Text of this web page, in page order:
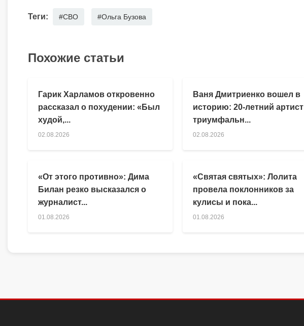
Теги: #СВО #Ольга Бузова
Похожие статьи
Гарик Харламов откровенно
рассказал о похудении: «Был
худой,...
02.08.2026
Ваня Дмитриенко вошел в
историю: 20-летний артист
триумфальн...
02.08.2026
«От этого противно»: Дима
Билан резко высказался о
журналист...
01.08.2026
«Святая святых»: Лолита
провела поклонников за
кулисы и пока...
01.08.2026